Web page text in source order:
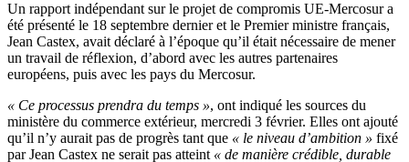
Un rapport indépendant sur le projet de compromis UE-Mercosur a
été présenté le 18 septembre dernier et le Premier ministre français,
Jean Castex, avait déclaré à l’époque qu’il était nécessaire de mener
un travail de réflexion, d’abord avec les autres partenaires
européens, puis avec les pays du Mercosur.
« Ce processus prendra du temps », ont indiqué les sources du
ministère du commerce extérieur, mercredi 3 février. Elles ont ajouté
qu’il n’y aurait pas de progrès tant que « le niveau d’ambition » fixé
par Jean Castex ne serait pas atteint « de manière crédible, durable